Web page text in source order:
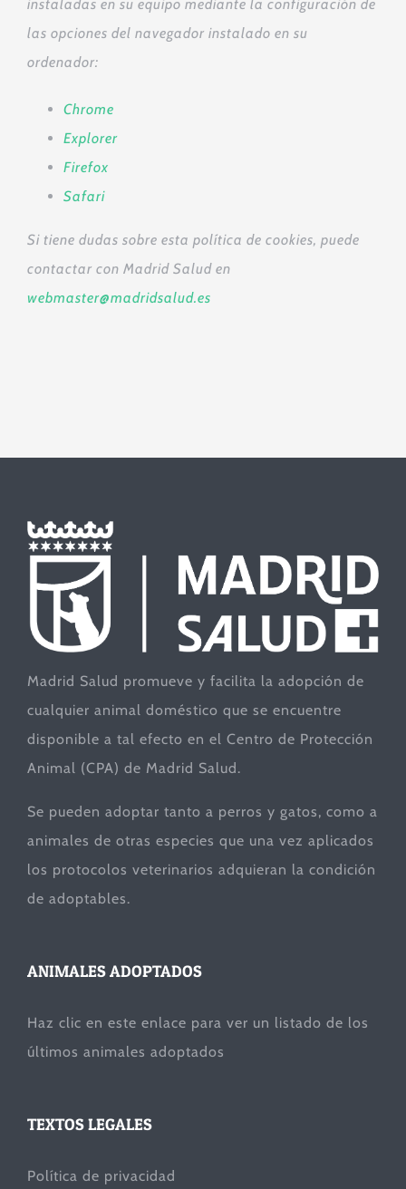
instaladas en su equipo mediante la configuración de
las opciones del navegador instalado en su
ordenador:
Chrome
Explorer
Firefox
Safari
Si tiene dudas sobre esta política de cookies, puede
contactar con Madrid Salud en
webmaster@madridsalud.es
Madrid Salud promueve y facilita la adopción de
cualquier animal doméstico que se encuentre
disponible a tal efecto en el Centro de Protección
Animal (CPA) de Madrid Salud.
Se pueden adoptar tanto a perros y gatos, como a
animales de otras especies que una vez aplicados
los protocolos veterinarios adquieran la condición
de adoptables.
ANIMALES ADOPTADOS
Haz clic en este enlace para ver un listado de los
últimos animales adoptados
TEXTOS LEGALES
Política de privacidad